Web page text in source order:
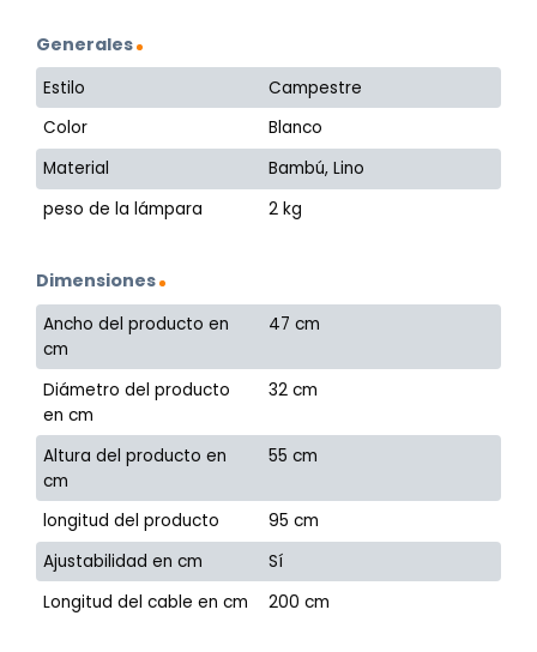
Generales
Estilo
Campestre
Color
Blanco
Material
Bambú, Lino
peso de la lámpara
2 kg
Dimensiones
Ancho del producto en
cm
47 cm
Diámetro del producto
en cm
32 cm
Altura del producto en
cm
55 cm
longitud del producto
95 cm
Ajustabilidad en cm
Sí
Longitud del cable en cm
200 cm